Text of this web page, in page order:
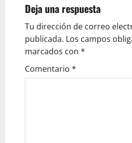
Deja una respuesta
Tu dirección de correo
publicada. Los campos
marcados con *
Comentario *